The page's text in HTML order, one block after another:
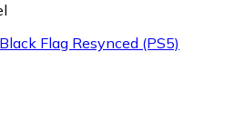
Flag Resynced (PS5)